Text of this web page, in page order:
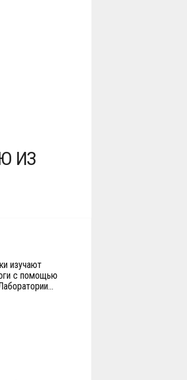
ИЗ
изучают
с помощью